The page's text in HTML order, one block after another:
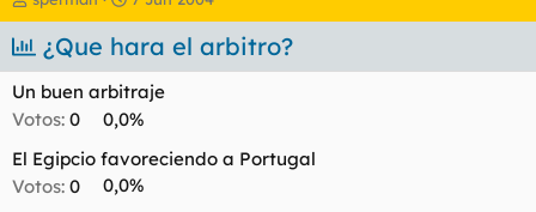
n
i
c
d
o
r
d
e
c
h
e
n
i
¿Que hara el arbitro?
Un buen arbitraje
Votos: 0
0,0%
El Egipcio favoreciendo a Portugal
Votos: 0
0,0%